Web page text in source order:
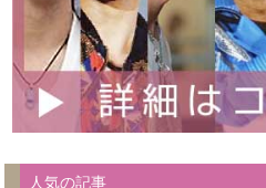
人気の記事